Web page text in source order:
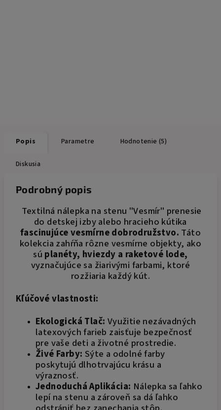
Popis Parametre Hodnotenie (5)
Diskusia
Podrobný popis
Textilná nálepka na stenu "Vesmír" prenesie
do detskej izby alebo hracieho kútika
fascinujúce vesmírne dobrodružstvo. Táto
kolekcia zahŕňa rôzne vesmírne objekty, ako
sú planéty, hviezdy a raketové lode,
vyznačujúce sa žiarivými farbami, ktoré
rozžiaria každý kút.
Kľúčové vlastnosti:
Ekologická Tlač: Využitie nezávadných
latexových farieb zaisťuje bezpečnosť
pre vaše deti a životné prostredie.
Živé Farby: Sýte a odolné farby
poskytujú dlhotrvajúcu krásu a
výraznosť.
Jednoduchá Aplikácia: Nálepka sa ľahko
lepí na stenu a zároveň sa dá ľahko